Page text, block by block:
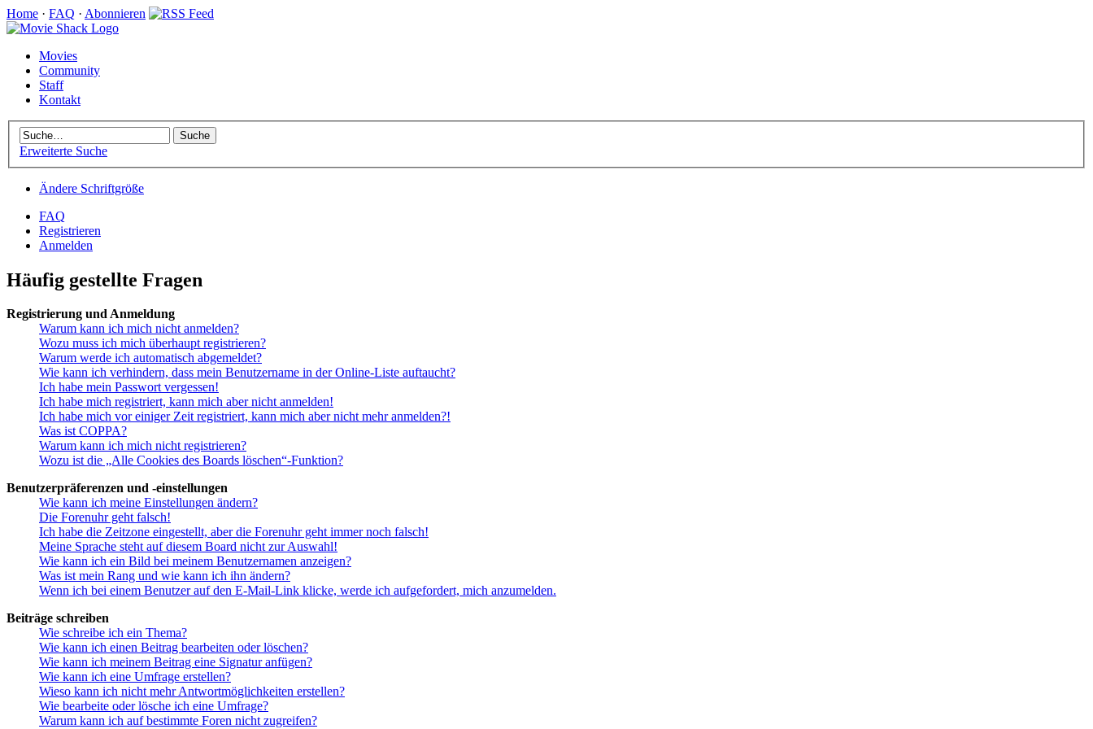
Home · FAQ · Abonnieren
Movies
Community
Staff
Kontakt
Erweiterte Suche
Ändere Schriftgröße
FAQ
Registrieren
Anmelden
Häufig gestellte Fragen
Registrierung und Anmeldung
Warum kann ich mich nicht anmelden?
Wozu muss ich mich überhaupt registrieren?
Warum werde ich automatisch abgemeldet?
Wie kann ich verhindern, dass mein Benutzername in der Online-Liste auftaucht?
Ich habe mein Passwort vergessen!
Ich habe mich registriert, kann mich aber nicht anmelden!
Ich habe mich vor einiger Zeit registriert, kann mich aber nicht mehr anmelden?!
Was ist COPPA?
Warum kann ich mich nicht registrieren?
Wozu ist die „Alle Cookies des Boards löschen“-Funktion?
Benutzerpräferenzen und -einstellungen
Wie kann ich meine Einstellungen ändern?
Die Forenuhr geht falsch!
Ich habe die Zeitzone eingestellt, aber die Forenuhr geht immer noch falsch!
Meine Sprache steht auf diesem Board nicht zur Auswahl!
Wie kann ich ein Bild bei meinem Benutzernamen anzeigen?
Was ist mein Rang und wie kann ich ihn ändern?
Wenn ich bei einem Benutzer auf den E-Mail-Link klicke, werde ich aufgefordert, mich anzumelden.
Beiträge schreiben
Wie schreibe ich ein Thema?
Wie kann ich einen Beitrag bearbeiten oder löschen?
Wie kann ich meinem Beitrag eine Signatur anfügen?
Wie kann ich eine Umfrage erstellen?
Wieso kann ich nicht mehr Antwortmöglichkeiten erstellen?
Wie bearbeite oder lösche ich eine Umfrage?
Warum kann ich auf bestimmte Foren nicht zugreifen?